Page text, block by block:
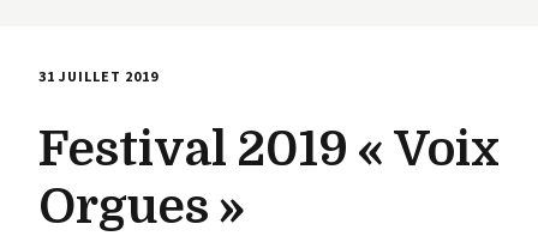
31 JUILLET 2019
Festival 2019 « Voix
Orgues »